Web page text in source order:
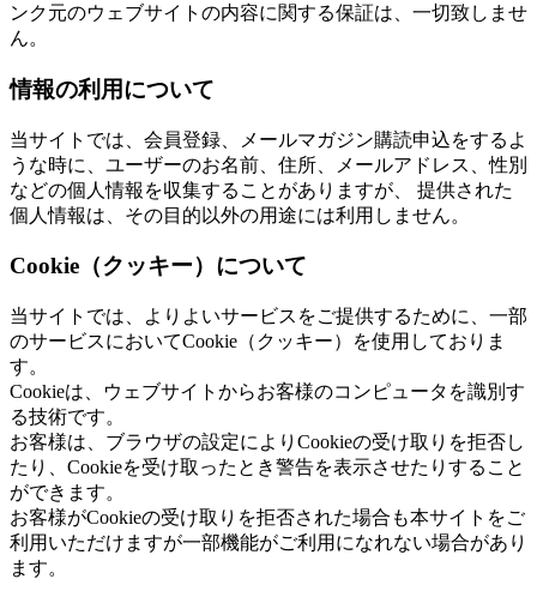
ンク元のウェブサイトの内容に関する保証は、一切致しませ
ん。
情報の利用について
当サイトでは、会員登録、メールマガジン購読申込をするよ
うな時に、ユーザーのお名前、住所、メールアドレス、性別
などの個人情報を収集することがありますが、 提供された
個人情報は、その目的以外の用途には利用しません。
Cookie（クッキー）について
当サイトでは、よりよいサービスをご提供するために、一部
のサービスにおいてCookie（クッキー）を使用しておりま
す。
Cookieは、ウェブサイトからお客様のコンピュータを識別す
る技術です。
お客様は、ブラウザの設定によりCookieの受け取りを拒否し
たり、Cookieを受け取ったとき警告を表示させたりすること
ができます。
お客様がCookieの受け取りを拒否された場合も本サイトをご
利用いただけますが一部機能がご利用になれない場合があり
ます。